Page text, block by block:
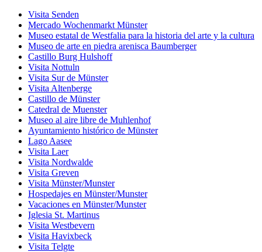
Visita Senden
Mercado Wochenmarkt Münster
Museo estatal de Westfalia para la historia del arte y la cultura
Museo de arte en piedra arenisca Baumberger
Castillo Burg Hulshoff
Visita Nottuln
Visita Sur de Münster
Visita Altenberge
Castillo de Münster
Catedral de Muenster
Museo al aire libre de Muhlenhof
Ayuntamiento histórico de Münster
Lago Aasee
Visita Laer
Visita Nordwalde
Visita Greven
Visita Münster/Munster
Hospedajes en Münster/Munster
Vacaciones en Münster/Munster
Iglesia St. Martinus
Visita Westbevern
Visita Havixbeck
Visita Telgte